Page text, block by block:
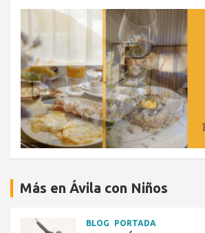
Más en Ávila con Niños
BLOG PORTADA